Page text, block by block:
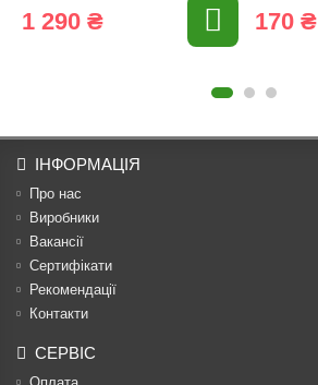
1 290 ₴ 170 ₴
ІНФОРМАЦІЯ
Про нас
Виробники
Вакансії
Сертифікати
Рекомендації
Контакти
СЕРВІС